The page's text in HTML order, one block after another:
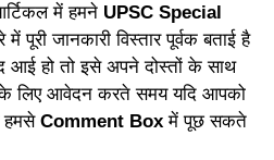
में हमने UPSC Special
में पूरी जानकारी विस्तार पूर्वक बताई है
आई हो तो इसे अपने दोस्तों के साथ
लिए आवेदन करते समय यदि आपको
हमसे Comment Box में पूछ सकते